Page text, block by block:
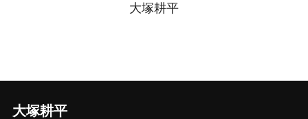
大塚耕平
大塚耕平